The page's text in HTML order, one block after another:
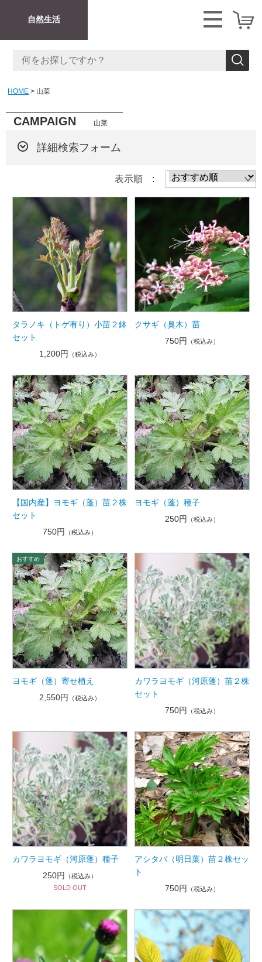
自然生活
HOME 山菜
CAMPAIGN 山菜
詳細検索フォーム
表示順 :
タラノキ（トゲ有り）小苗２鉢
セット
1,200円
（税込み）
クサギ（臭木）苗
750円
（税込み）
【国内産】ヨモギ（蓬）苗２株
セット
750円
（税込み）
ヨモギ（蓬）種子
250円
（税込み）
ヨモギ（蓬）寄せ植え
2,550円 （税込み）
カワラヨモギ（河原蓬）苗２株
セット
750円
（税込み）
カワラヨモギ（河原蓬）種子
250円
（税込み）
SOLD OUT
アシタバ（明日葉）苗２株セッ
ト
750円
（税込み）